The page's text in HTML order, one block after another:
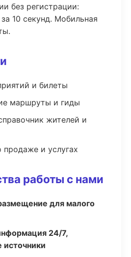
без регистрации:
10 секунд. Мобильная
и билеты
маршруты и гиды
жителей и
продаже и услугах
работы с нами
для малого
24/7,
источники